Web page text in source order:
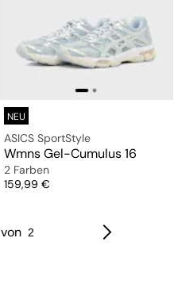
NEU
ASICS SportStyle
Wmns Gel-Cumulus 16
2 Farben
Preis
159,99 €
von 2